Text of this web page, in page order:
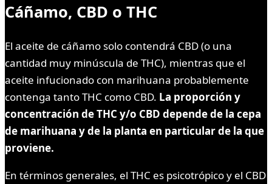
Cáñamo, CBD o THC
El aceite de cáñamo solo contendrá CBD (o una
cantidad muy minúscula de THC), mientras que el
aceite infucionado con marihuana probablemente
contenga tanto THC como CBD. La proporción y
concentración de THC y/o CBD depende de la cepa
de marihuana y de la planta en particular de la que
proviene.
En términos generales, el THC es psicotrópico y el CBD